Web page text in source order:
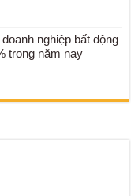
nghiệp bất động
trong năm nay